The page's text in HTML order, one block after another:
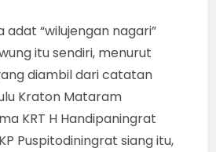
“wilujengan nagari”
itu sendiri, menurut
diambil dari catatan
Kraton Mataram
KRT H Handipaningrat
Puspitodiningrat siang itu,